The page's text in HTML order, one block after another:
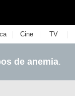
| Cine | TV |
de anemia.